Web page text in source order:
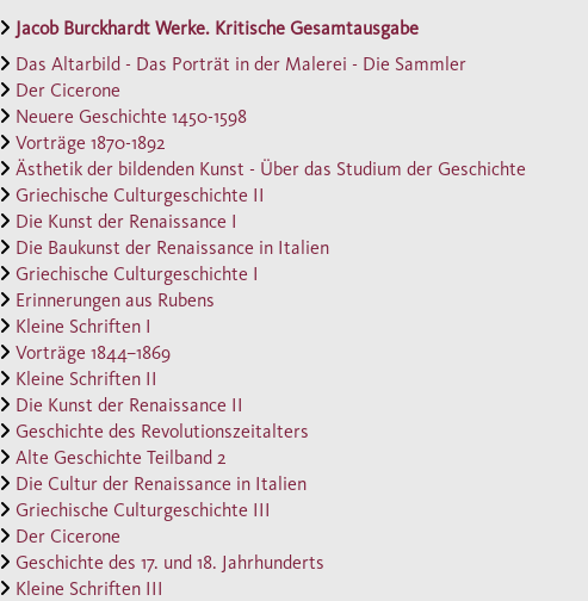
die Stärkung der monarchischen Staatsgewalt in
die in den «Sultanismus» des Sonnenkönigs mündete; die
Katastrophe des Dreißigjährigen Krieges; der englische
Bürgerkrieg, der mit der Militärdiktatur Cromwells
die Kette expansiver Kriege im 17. und 18. Jahrhundert; der
Aufstieg Englands als konstitutionelle Handels- und
sowie der Aufstieg Russlands als autokratische
Burckhardts Manuskripte liegen in diesem Band in einer
höchst sorgfältigen kritischen und kommentierten Edition
Jacob Burckhardt Werke. Kritische Gesamtausgabe
Das Altarbild - Das Porträt in der Malerei - Die Sammler
Der Cicerone
Neuere Geschichte 1450-1598
Vorträge 1870-1892
Ästhetik der bildenden Kunst - Über das Studium der Geschichte
Griechische Culturgeschichte II
Die Kunst der Renaissance I
Die Baukunst der Renaissance in Italien
Griechische Culturgeschichte I
Erinnerungen aus Rubens
Kleine Schriften I
Vorträge 1844–1869
Kleine Schriften II
Die Kunst der Renaissance II
Geschichte des Revolutionszeitalters
Alte Geschichte Teilband 2
Die Cultur der Renaissance in Italien
Griechische Culturgeschichte III
Der Cicerone
Geschichte des 17. und 18. Jahrhunderts
Kleine Schriften III